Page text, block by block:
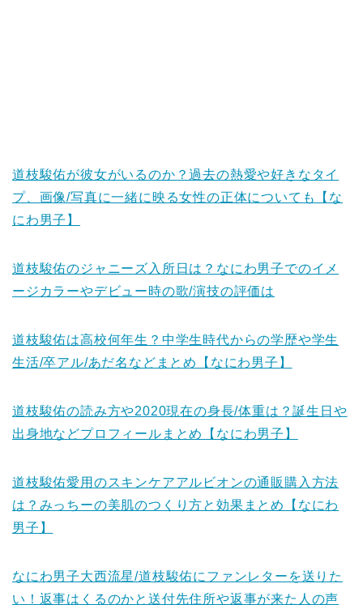
道枝駿佑が彼女がいるのか？過去の熱愛や好きなタイ
プ、画像/写真に一緒に映る女性の正体についても【な
にわ男子】
道枝駿佑のジャニーズ入所日は？なにわ男子でのイメ
ージカラーやデビュー時の歌/演技の評価は
道枝駿佑は高校何年生？中学生時代からの学歴や学生
生活/卒アル/あだ名などまとめ【なにわ男子】
道枝駿佑の読み方や2020現在の身長/体重は？誕生日や
出身地などプロフィールまとめ【なにわ男子】
道枝駿佑愛用のスキンケアアルビオンの通販購入方法
は？みっちーの美肌のつくり方と効果まとめ【なにわ
男子】
なにわ男子大西流星/道枝駿佑にファンレターを送りた
い！返事はくるのかと送付先住所や返事が来た人の声